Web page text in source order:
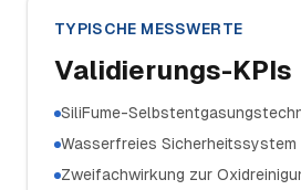
TYPISCHE MESSWERTE
Validierungs-KPIs
SiliFume-
Wasserfreies Sicherheitssystem
Zweifachwirkung zur